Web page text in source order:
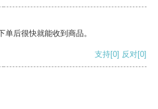
后很快就能收到商品。
支持[0] 反对[0]